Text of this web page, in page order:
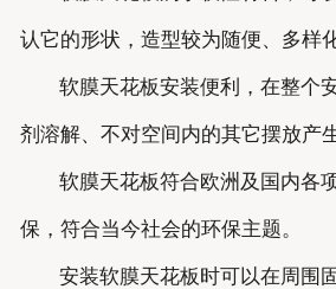
认它的形状，造型较为随便、多样化
软膜天花板安装便利，在整个
剂溶解、不对空间内的其它摆放产
软膜天花板符合欧洲及国内各
保，符合当今社会的环保主题。
安装软膜天花板时可以在周围